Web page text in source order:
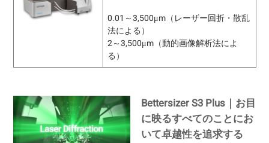
0.01～3,500μm（レーザー回折・散乱
法による）
2～3,500μm（動的画像解析法によ
る）
Bettersizer S3 Plus｜お目
に映るすべてのことにお
いて卓越性を追求する